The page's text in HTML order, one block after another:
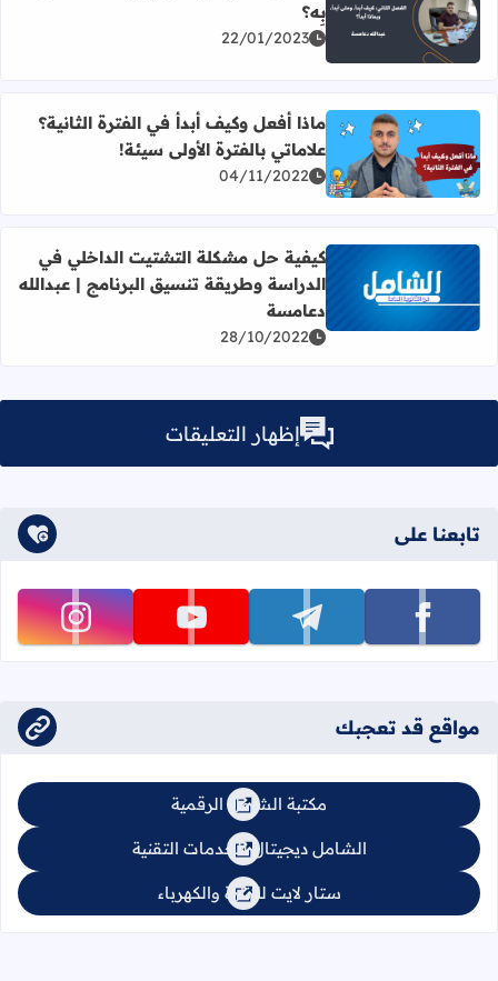
اقرأ المزيد عن الفصل الثاني في التوجيهي: ماذا أفعل بِه؟
بِه؟
22/01/2023
اقرأ المزيد عن ماذا أفعل وكيف أبدأ في الفترة الثانية؟
ماذا أفعل وكيف أبدأ في الفترة الثانية؟
علاماتي بالفترة الأولى سيئة!
04/11/2022
اقرأ المزيد عن كيفية حل مشكلة التشتيت الداخلي في
كيفية حل مشكلة التشتيت الداخلي في
الدراسة وطريقة تنسيق البرنامج | عبدالله
دعامسة
28/10/2022
إظهار التعليقات
تابعنا على
تابعنا على facebook تابعنا على telegram تابعنا على youtube تابعنا على instagram
مواقع قد تعجبك
مكتبة الشامل الرقمية
الشامل ديجيتال للخدمات التقنية
ستار لايت للإنارة والكهرباء